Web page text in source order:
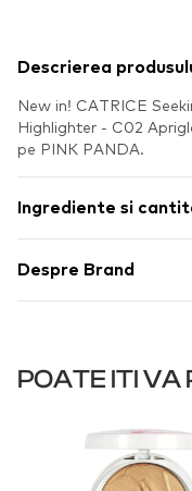
Descrierea
New in! CATRICE
Highlighter - C02
pe PINK PANDA.
Ingrediente si
Despre Brand
POATE ITI VA